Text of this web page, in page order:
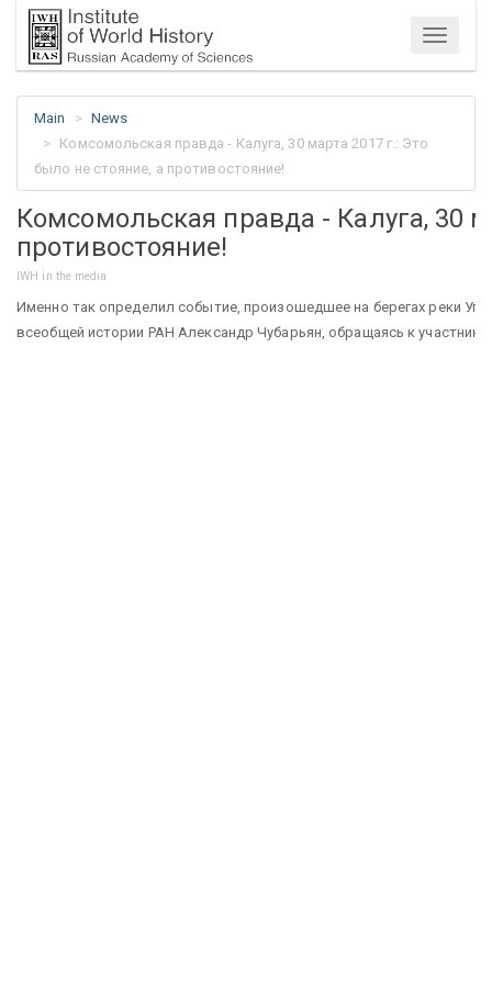
Menu
Main
News
Комсомольская правда - Калуга, 30 марта 2017 г.: Это
было не стояние, а противостояние!
Комсомольская правда - Калуга, 30
противостояние!
IWH in the media
Именно так определил событие, произошедшее на берегах реки
всеобщей истории РАН Александр Чубарьян, обращаясь к